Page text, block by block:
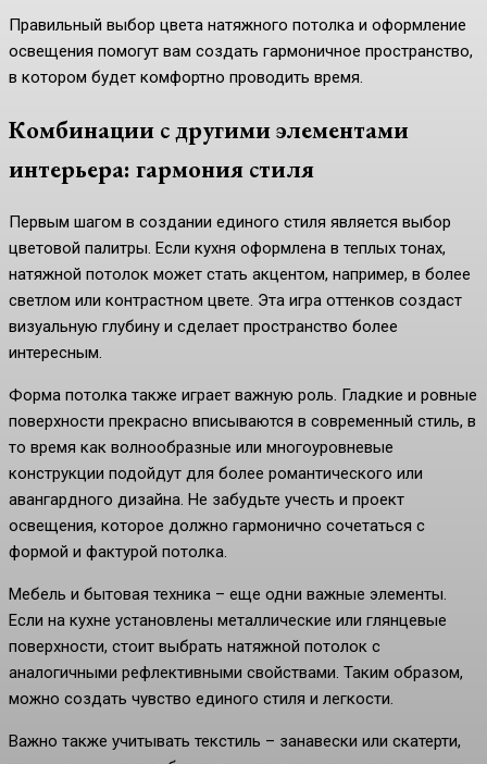
Правильный выбор цвета натяжного потолка и оформление
освещения помогут вам создать гармоничное пространство,
в котором будет комфортно проводить время.
Комбинации с другими элементами
интерьера: гармония стиля
Первым шагом в создании единого стиля является выбор
цветовой палитры. Если кухня оформлена в теплых тонах,
натяжной потолок может стать акцентом, например, в более
светлом или контрастном цвете. Эта игра оттенков создаст
визуальную глубину и сделает пространство более
интересным.
Форма потолка также играет важную роль. Гладкие и ровные
поверхности прекрасно вписываются в современный стиль, в
то время как волнообразные или многоуровневые
конструкции подойдут для более романтического или
авангардного дизайна. Не забудьте учесть и проект
освещения, которое должно гармонично сочетаться с
формой и фактурой потолка.
Мебель и бытовая техника – еще одни важные элементы.
Если на кухне установлены металлические или глянцевые
поверхности, стоит выбрать натяжной потолок с
аналогичными рефлективными свойствами. Таким образом,
можно создать чувство единого стиля и легкости.
Важно также учитывать текстиль – занавески или скатерти,